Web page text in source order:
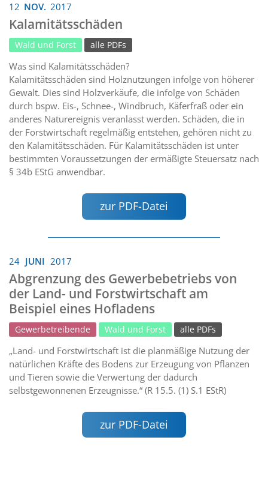
12 NOV. 2017
Kalamitätsschäden
Wald und Forst alle PDFs
Was sind Kalamitätsschäden?
Kalamitätsschäden sind Holznutzungen infolge von höherer
Gewalt. Dies sind Holzverkäufe, die infolge von Schäden
durch bspw. Eis-, Schnee-, Windbruch, Käferfraß oder ein
anderes Naturereignis veranlasst werden. Schäden, die in
der Forstwirtschaft regelmäßig entstehen, gehören nicht zu
den Kalamitätsschäden. Für Kalamitätsschäden ist unter
bestimmten Voraussetzungen der ermäßigte Steuersatz nach
§ 34b EStG anwendbar.
zur PDF-Datei
24 JUNI 2017
Abgrenzung des Gewerbebetriebs von
der Land- und Forstwirtschaft am
Beispiel eines Hofladens
Gewerbetreibende Wald und Forst alle PDFs
„Land- und Forstwirtschaft ist die planmäßige Nutzung der
natürlichen Kräfte des Bodens zur Erzeugung von Pflanzen
und Tieren sowie die Verwertung der dadurch
selbstgewonnenen Erzeugnisse.“ (R 15.5. (1) S.1 EStR)
zur PDF-Datei